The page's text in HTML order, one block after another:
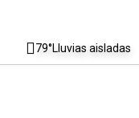
79°Lluvias aisladas